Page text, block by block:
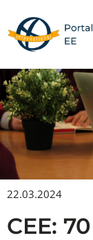
content
22.03.2024
CEE: